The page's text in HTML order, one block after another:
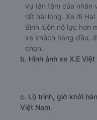
vụ tận tâm của nhân
rất hài lòng. Xe đi
Bình luôn nỗ lực hơn
xe khách hàng đầu,
chọn.
b. Hình ảnh xe X.E Việt
c. Lộ trình, giờ khởi
Việt Nam